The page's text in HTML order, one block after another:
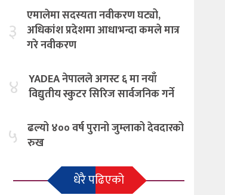
३
एमालेमा सदस्यता नवीकरण घट्यो,
अधिकांश प्रदेशमा आधाभन्दा कमले मात्र
गरे नवीकरण
४ YADEA नेपालले अगस्ट ६ मा नयाँ
विद्युतीय स्कुटर सिरिज सार्वजनिक गर्ने
५ ढल्यो ४०० वर्ष पुरानो जुम्लाको देवदारको
रुख
धेरै पढिएको